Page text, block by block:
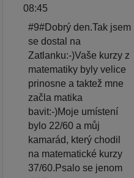
08:45
#9#Dobrý den.Tak jsem
se dostal na
Zatlanku:-)Vaše kurzy z
matematiky byly velice
prinosne a taktež mne
začla matika
bavit:-)Moje umístení
bylo 22/60 a můj
kamarád, který chodil
na matematické kurzy
37/60.Psalo se jenom